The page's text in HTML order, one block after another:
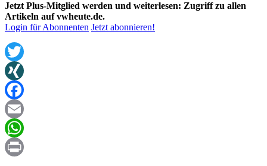
Jetzt Plus-Mitglied werden und weiterlesen: Zugriff zu allen
Artikeln auf vwheute.de.
Login für Abonnenten Jetzt abonnieren!
Twitter
XING
Facebook
Email
WhatsApp